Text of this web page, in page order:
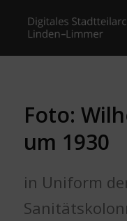
Foto:
um 1930
in Uniform